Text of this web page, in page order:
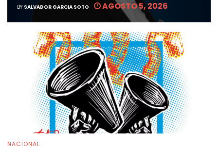
BY SALVADOR GARCIA SOTO AGOSTO 5, 2026
NACIONAL